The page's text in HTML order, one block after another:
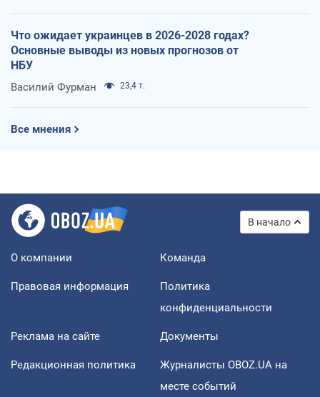
Что ожидает украинцев в 2026-2028 годах?
Основные выводы из новых прогнозов от
НБУ
Василий Фурман 23,4 т.
Все мнения
В начало
О компании Команда
Правовая информация
Политика
конфиденциальности
Реклама на сайте Документы
Редакционная политика
Журналисты OBOZ.UA на
месте событий